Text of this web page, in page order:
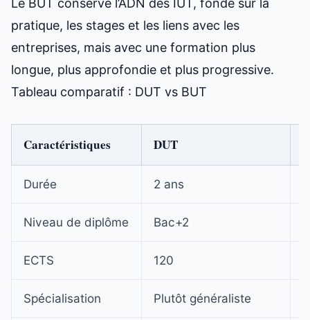
Le BUT conserve l’ADN des IUT, fondé sur la
pratique, les stages et les liens avec les
entreprises, mais avec une formation plus
longue, plus approfondie et plus progressive.
Tableau comparatif : DUT vs BUT
Caractéristiques DUT
Durée 2 ans
Niveau de diplôme Bac+2
ECTS 120
Spécialisation Plutôt généraliste